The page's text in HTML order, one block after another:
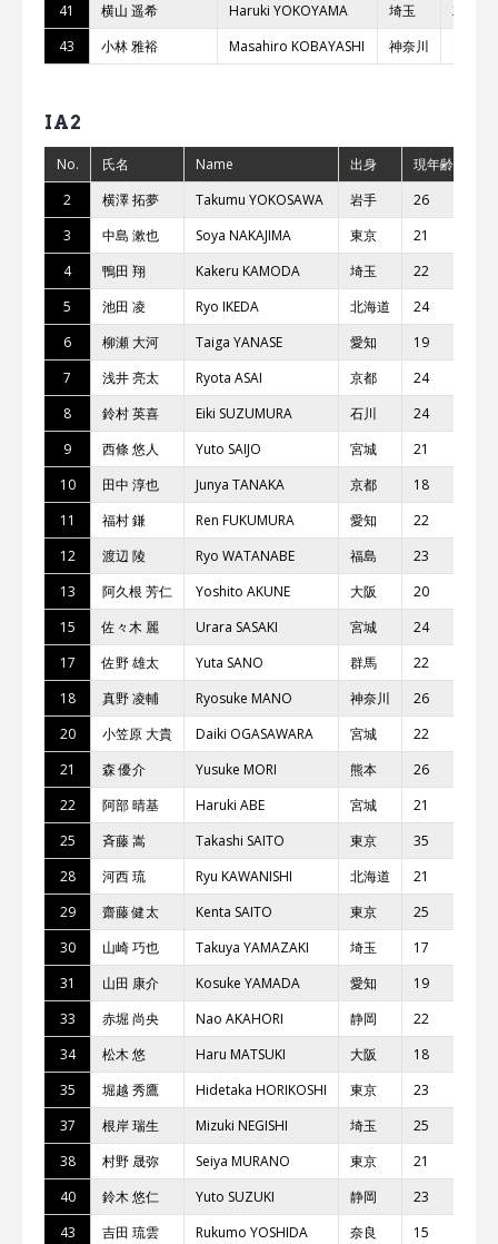
41
横⼭ 遥希 Haruki YOKOYAMA 埼⽟
25
43
⼩林 雅裕 Masahiro KOBAYASHI 神奈川
IA2
No. 氏名 Name 出身 現年齢
2
横澤 拓夢 Takumu YOKOSAWA 岩⼿ 26
3
中島 漱也 Soya NAKAJIMA 東京 21
4
鴨⽥ 翔 Kakeru KAMODA 埼⽟ 22
5
池⽥ 凌 Ryo IKEDA 北海道 24
6
柳瀬 ⼤河 Taiga YANASE 愛知 19
7
浅井 亮太 Ryota ASAI 京都 24
8
鈴村 英喜 Eiki SUZUMURA ⽯川 24
9
⻄條 悠⼈ Yuto SAIJO 宮城 21
10
⽥中 淳也 Junya TANAKA 京都 18
11
福村 鎌 Ren FUKUMURA 愛知 22
12
渡辺 陵 Ryo WATANABE 福島 23
13
阿久根 芳仁 Yoshito AKUNE ⼤阪 20
15
佐々⽊ 麗 Urara SASAKI 宮城 24
17
佐野 雄太 Yuta SANO 群⾺ 22
18
真野 凌輔 Ryosuke MANO 神奈川 26
20
⼩笠原 ⼤貴 Daiki OGASAWARA 宮城 22
21
森 優介 Yusuke MORI 熊本 26
22
阿部 晴基 Haruki ABE 宮城 21
25
⻫藤 嵩 Takashi SAITO 東京 35
28
河⻄ 琉 Ryu KAWANISHI 北海道 21
29
齋藤 健太 Kenta SAITO 東京 25
30
⼭崎 巧也 Takuya YAMAZAKI 埼⽟ 17
31
⼭⽥ 康介 Kosuke YAMADA 愛知 19
33
⾚堀 尚央 Nao AKAHORI 静岡 22
34
松⽊ 悠 Haru MATSUKI ⼤阪 18
35
堀越 秀鷹 Hidetaka HORIKOSHI 東京 23
37
根岸 瑞⽣ Mizuki NEGISHI 埼⽟ 25
38
村野 晟弥 Seiya MURANO 東京 21
40
鈴⽊ 悠仁 Yuto SUZUKI 静岡 23
43
吉⽥ 琉雲 Rukumo YOSHIDA 奈良 15